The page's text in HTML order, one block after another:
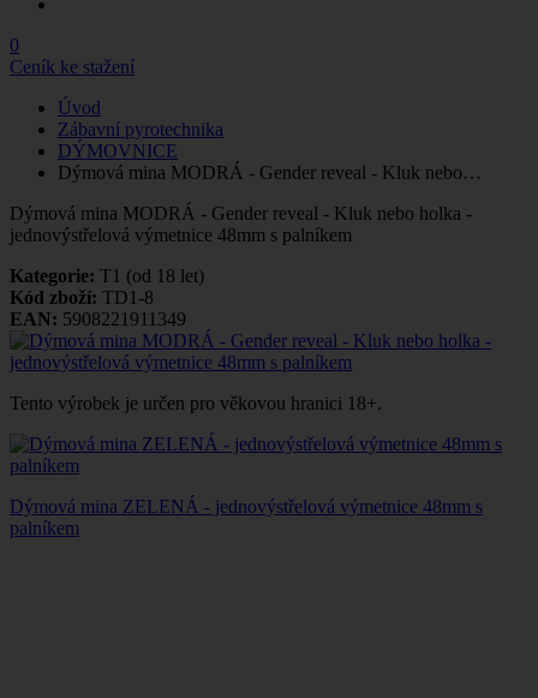
0
Ceník ke stažení
Úvod
Zábavní pyrotechnika
DÝMOVNICE
Dýmová mina MODRÁ - Gender reveal - Kluk nebo…
Dýmová mina MODRÁ - Gender reveal - Kluk nebo holka -
jednovýstřelová výmetnice 48mm s palníkem
Kategorie: T1 (od 18 let)
Kód zboží: TD1-8
EAN: 5908221911349
Tento výrobek je určen pro věkovou hranici 18+.
Dýmová mina ZELENÁ - jednovýstřelová výmetnice 48mm s
palníkem